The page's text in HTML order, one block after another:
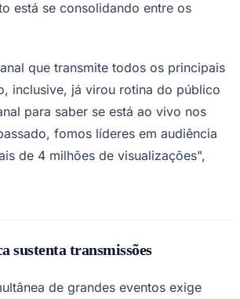
está se consolidando entre os
que transmite todos os principais
inclusive, já virou rotina do público
para saber se está ao vivo nos
fomos líderes em audiência
de 4 milhões de visualizações",
sustenta transmissões
de grandes eventos exige